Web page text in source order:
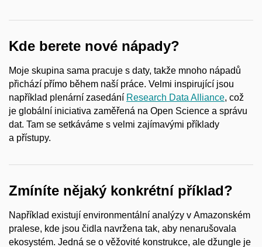
Kde berete nové nápady?
Moje skupina sama pracuje s daty, takže mnoho nápadů
přichází přímo během naší práce. Velmi inspirující jsou
například plenární zasedání Research Data Alliance, což
je globální iniciativa zaměřená na Open Science a správu
dat. Tam se setkáváme s velmi zajímavými příklady
a přístupy.
Zmíníte nějaký konkrétní příklad?
Například existují environmentální analýzy v Amazonském
pralese, kde jsou čidla navržena tak, aby nenarušovala
ekosystém. Jedná se o věžovité konstrukce, ale džungle je